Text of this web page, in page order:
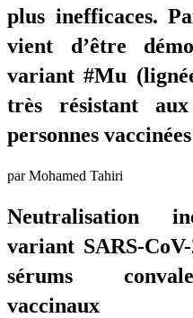
plus inefficaces.
vient d’être
variant #Mu
très résistant
personnes vaccinées
par Mohamed Tahiri
Neutralisation
variant SARS-
sérums
vaccinaux